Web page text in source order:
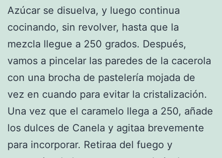
Azúcar se disuelva, y luego continua
cocinando, sin revolver, hasta que la
mezcla llegue a 250 grados. Después,
vamos a pincelar las paredes de la cacerola
con una brocha de pastelería mojada de
vez en cuando para evitar la cristalización.
Una vez que el caramelo llega a 250, añade
los dulces de Canela y agitaa brevemente
para incorporar. Retiraa del fuego y